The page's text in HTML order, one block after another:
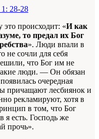
28-28
это происходит: «И как
то предал их Бог
». Люди впали в
не сочли для себя
что Бог им не
люди. — Он обязан
очередная
причащают лесбиянок и
рекламируют, хотя в
в том, что Бог
я есть. Господь же
прочь».